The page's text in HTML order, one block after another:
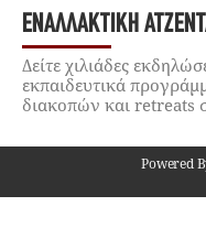
ΕΝΑΛΛΑΚΤΙΚΉ
Δείτε χιλιάδες
εκπαιδευτικά
διακοπών και retreats
Powered